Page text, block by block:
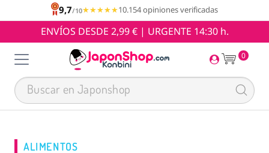
9,7/10★★★★★
★★★★★10.154 opiniones verificadas
ENVÍOS DESDE 2,99 € | URGENTE 14:30 h.
0
ALIMENTOS